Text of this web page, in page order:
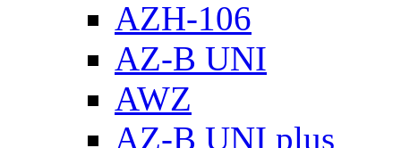
AZH-106
AZ-B UNI
AWZ
AZ-B UNI plus